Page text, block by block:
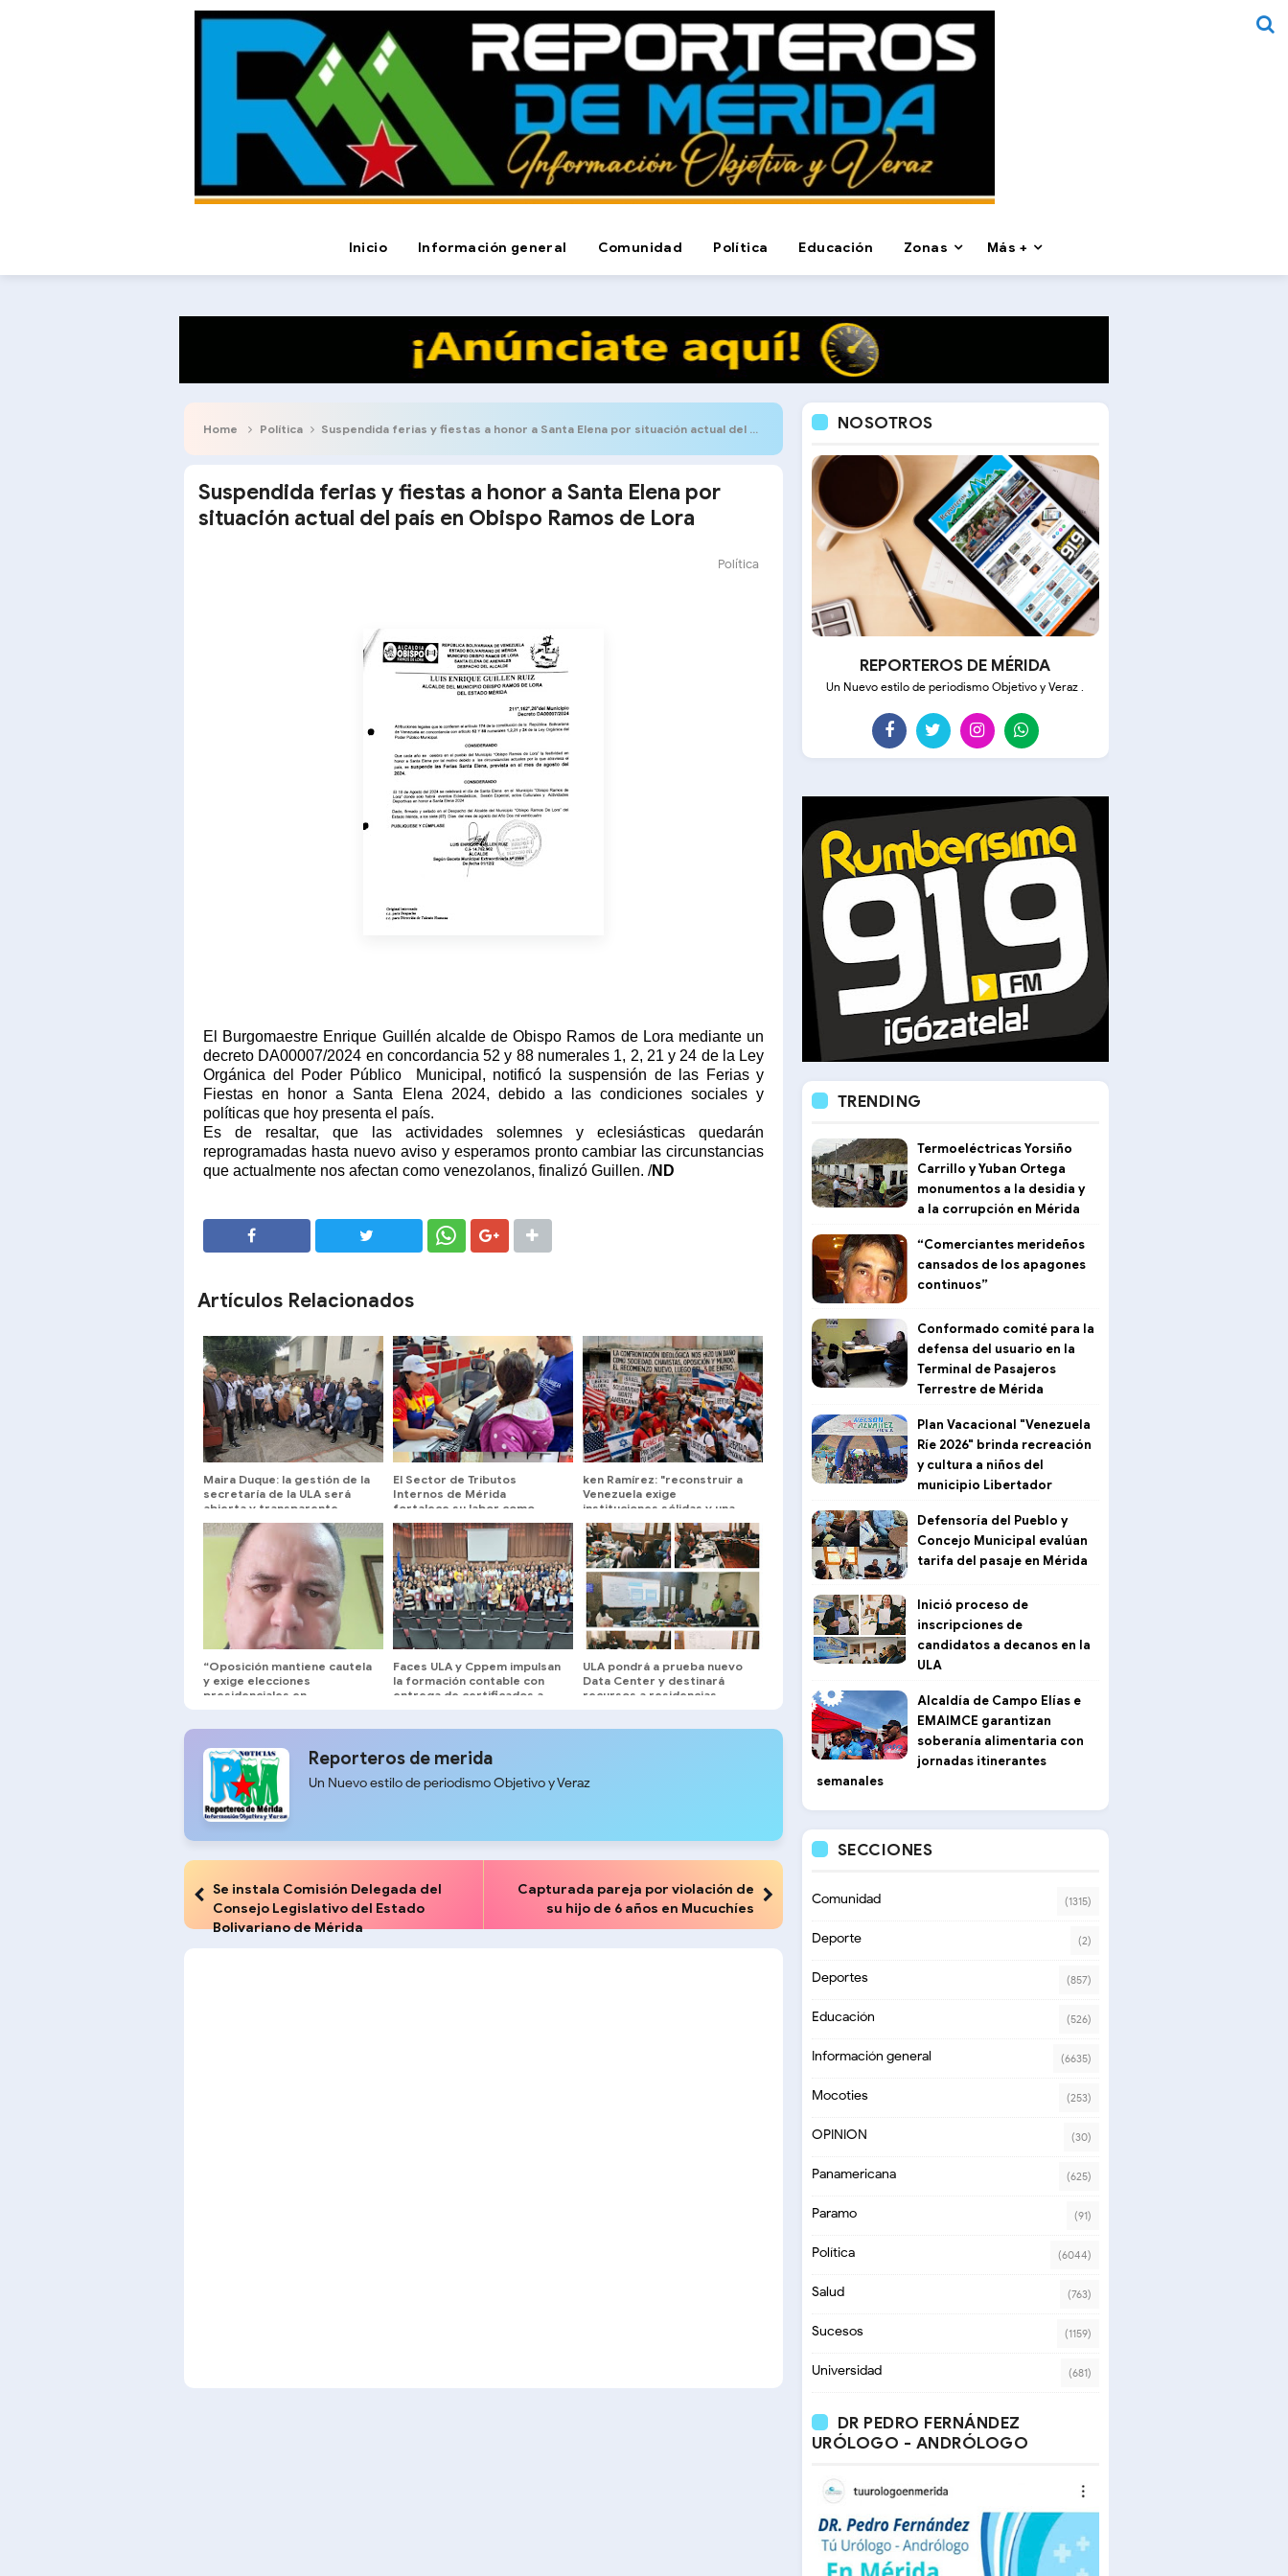
Inicio Información general Comunidad Política Educación Zonas Más +
Home Política Suspendida ferias y fiestas a honor a Santa Elena por situación actual del país en Obispo Ramos de Lora
Suspendida ferias y fiestas a honor a Santa Elena por
situación actual del país en Obispo Ramos de Lora
Política
El Burgomaestre Enrique Guillén alcalde de Obispo Ramos de Lora mediante un
decreto DA00007/2024 en concordancia 52 y 88 numerales 1, 2, 21 y 24 de la Ley
Orgánica del Poder Público
Municipal, notificó la suspensión de las Ferias y
Fiestas en honor a Santa Elena 2024, debido a las condiciones sociales y
políticas que hoy presenta el país.
Es de resaltar, que las actividades solemnes y eclesiásticas quedarán
reprogramadas hasta nuevo aviso y esperamos pronto cambiar las circunstancias
que actualmente nos afectan como venezolanos, finalizó Guillen. /ND
Artículos Relacionados
Maira Duque: la gestión de la
secretaría de la ULA será
abierta y transparente
El Sector de Tributos
Internos de Mérida
fortalece su labor como
servidores públicos al
servicio del pueblo merideño
ken Ramírez: "reconstruir a
Venezuela exige
instituciones sólidas y una
agenda centrada en el
interés nacional"
“Oposición mantiene cautela
y exige elecciones
presidenciales en
Faces ULA y Cppem impulsan
la formación contable con
entrega de certificados a
ULA pondrá a prueba nuevo
Data Center y destinará
recursos a residencias
Reporteros de merida
Un Nuevo estilo de periodismo Objetivo y Veraz
Se instala Comisión Delegada del
Consejo Legislativo del Estado
Bolivariano de Mérida
Capturada pareja por violación de
su hijo de 6 años en Mucuchíes
NOSOTROS
REPORTEROS DE MÉRIDA
Un Nuevo estilo de periodismo Objetivo y Veraz .
TRENDING
Termoeléctricas Yorsiño
Carrillo y Yuban Ortega
monumentos a la desidia y
a la corrupción en Mérida
“Comerciantes merideños
cansados de los apagones
continuos”
Conformado comité para la
defensa del usuario en la
Terminal de Pasajeros
Terrestre de Mérida
Plan Vacacional "Venezuela
Ríe 2026" brinda recreación
y cultura a niños del
municipio Libertador
Defensoría del Pueblo y
Concejo Municipal evalúan
tarifa del pasaje en Mérida
Inició proceso de
inscripciones de
candidatos a decanos en la
ULA
Alcaldía de Campo Elías e
EMAIMCE garantizan
soberanía alimentaria con
jornadas itinerantes
semanales
SECCIONES
Comunidad (1315)
Deporte (2)
Deportes (857)
Educación (526)
Información general (6635)
Mocoties (253)
OPINION (30)
Panamericana (625)
Paramo (91)
Política (6044)
Salud (763)
Sucesos (1159)
Universidad (681)
DR PEDRO FERNÁNDEZ
URÓLOGO - ANDRÓLOGO